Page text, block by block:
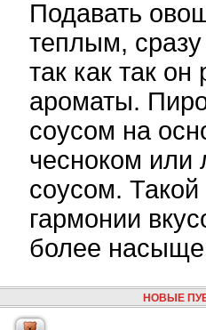
Подавать
теплым,
так как так
ароматы.
соусом на
чесноком
соусом.
гармонии
более
НОВЫЕ